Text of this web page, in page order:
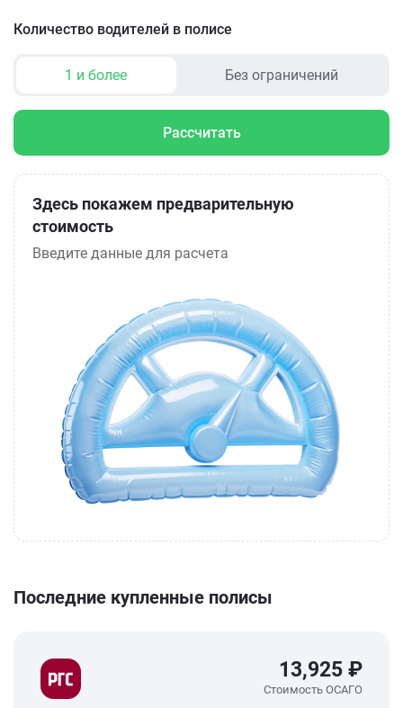
Количество водителей в полисе
1 и более Без ограничений
Рассчитать
Здесь покажем предварительную
стоимость
Введите данные для расчета
Последние купленные полисы
13,925 ₽
Стоимость ОСАГО